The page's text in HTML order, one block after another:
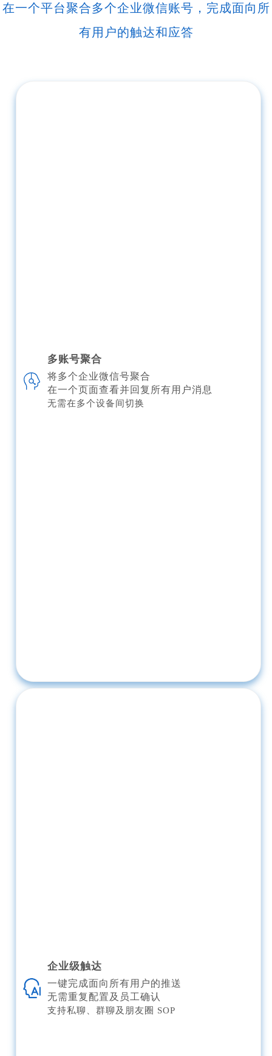
在一个平台聚合多个企业微信账号，完成面向所
有用户的触达和应答
多账号聚合
将多个企业微信号聚合
在一个页面查看并回复所有用户消息
无需在多个设备间切换
企业级触达
一键完成面向所有用户的推送
无需重复配置及员工确认
支持私聊、群聊及朋友圈 SOP